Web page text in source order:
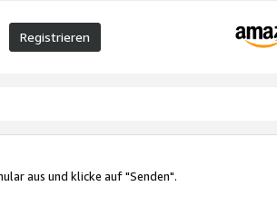
Registrieren
aus und klicke auf "Senden".